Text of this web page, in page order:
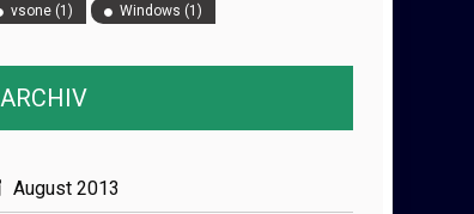
vsone (1) Windows (1)
ARCHIV
August 2013